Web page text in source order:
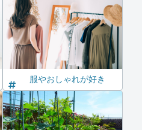
服やおしゃれが好き